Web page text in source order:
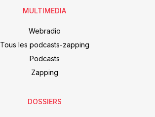
MULTIMEDIA
Webradio
Tous les podcasts-zapping
Podcasts
Zapping
DOSSIERS